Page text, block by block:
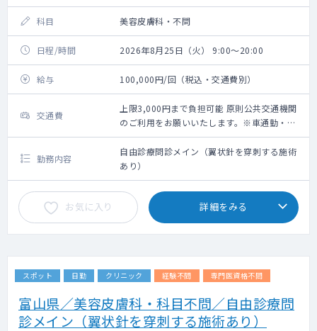
科目 美容皮膚科・不問
日程/時間 2026年8月25日（火） 9:00～20:00
給与 100,000円/回（税込・交通費別）
交通費
上限3,000円まで負担可能 原則公共交通機関
のご利用をお願いいたします。※車通勤・タ
クシー利用要相談
勤務内容
自由診療問診メイン（翼状針を穿刺する施術
あり）
お気に入り 詳細をみる
スポット 日勤 クリニック 経験不問 専門医資格不問
富山県／美容皮膚科・科目不問／自由診療問
診メイン（翼状針を穿刺する施術あり）